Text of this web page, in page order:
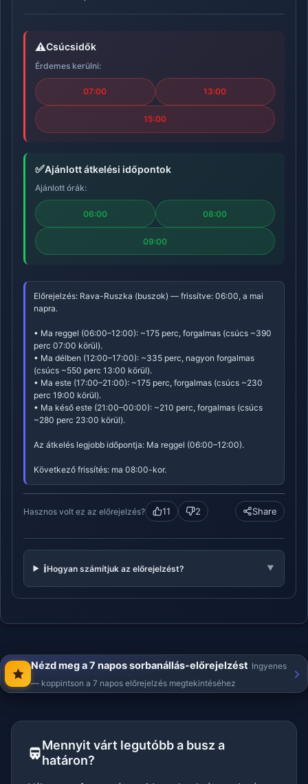
⚠️Csúcsidők
Érdemes kerülni:
07:00 13:00
15:00
✅Ajánlott átkelési időpontok
Ajánlott órák:
06:00 08:00
09:00
Előrejelzés: Rava-Ruszka (buszok) — frissítve: 06:00, a mai
napra.
• Ma reggel (06:00–12:00): ~175 perc, forgalmas (csúcs ~390
perc 07:00 körül).
• Ma délben (12:00–17:00): ~335 perc, nagyon forgalmas
(csúcs ~550 perc 13:00 körül).
• Ma este (17:00–21:00): ~175 perc, forgalmas (csúcs ~230
perc 19:00 körül).
• Ma késő este (21:00–00:00): ~210 perc, forgalmas (csúcs
~280 perc 23:00 körül).
Az átkelés legjobb időpontja: Ma reggel (06:00–12:00).
Következő frissítés: ma 08:00-kor.
Hasznos volt ez az előrejelzés? 11 2 Share
ℹ️Hogyan számítjuk az előrejelzést? ▼
Nézd meg a 7 napos sorbanállás-előrejelzést Ingyenes
— koppintson a 7 napos előrejelzés megtekintéséhez
Mennyit várt legutóbb a busz a
határon?